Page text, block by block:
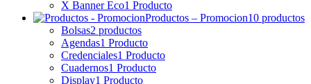
X Banner Eco1 Producto
Productos – Promocion10 productos
Bolsas2 productos
Agendas1 Producto
Credenciales1 Producto
Cuadernos1 Producto
Display1 Producto